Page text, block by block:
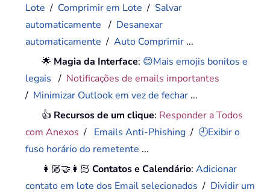
Lote / Comprimir em Lote / Salvar
automaticamente / Desanexar
automaticamente /Auto Comprimir ...
🌟 Magia da Interface: 😊Mais emojis bonitos e
legais / Notificações de emails importantes
/ Minimizar Outlook em vez de fechar ...
👍 Recursos de um clique: Responder a Todos
com Anexos / Emails Anti-Phishing / 🕘Exibir o
fuso horário do remetente ...
👩🏼‍🤝‍👩🏻Contatos e Calendário:Adicionar
contato em lote dos Email selecionados / Dividir um